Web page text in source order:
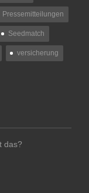
Pressemitteilungen
Seedmatch
versicherung
das?